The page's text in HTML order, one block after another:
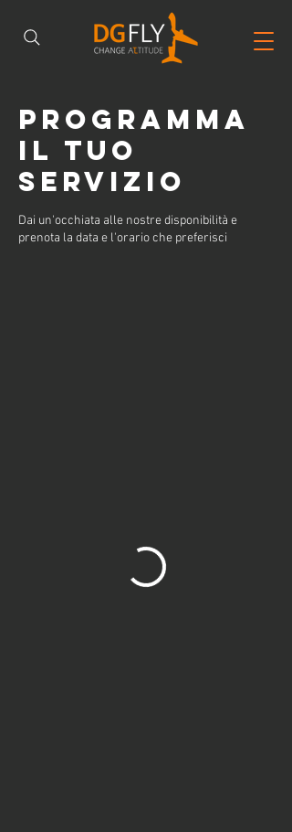
Programma
il tuo
servizio
Dai un'occhiata alle nostre disponibilità e
prenota la data e l'orario che preferisci